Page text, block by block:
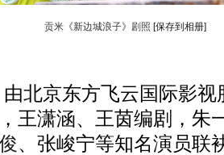
贡米《新边城浪子》剧照 [保存到相册]
京东方飞云国际影视
王潇涵、王茵编剧，朱
、张峻宁等知名演员联